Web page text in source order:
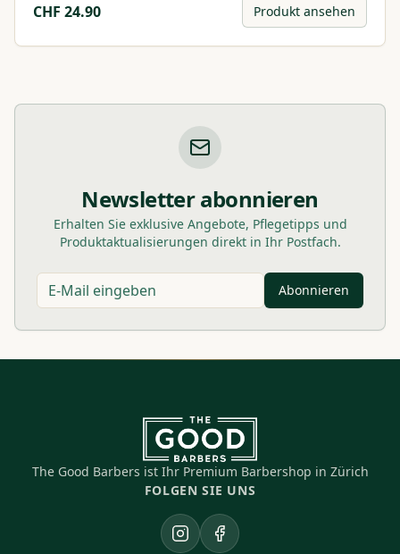
CHF 24.90 Produkt ansehen
Newsletter abonnieren
Erhalten Sie exklusive Angebote, Pflegetipps und
Produktaktualisierungen direkt in Ihr Postfach.
Abonnieren
The Good Barbers ist Ihr Premium Barbershop in Zürich
FOLGEN SIE UNS
InstagramFacebook